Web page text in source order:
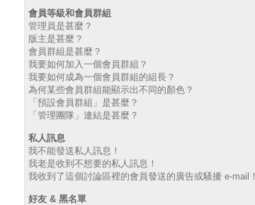
會員等級和會員群組
管理員是甚麼？
版主是甚麼？
會員群組是甚麼？
我要如何加入一個會員群組？
我要如何成為一個會員群組的組長？
為何某些會員群組能顯示出不同的顏色？
「預設會員群組」是甚麼？
「管理團隊」連結是甚麼？
私人訊息
我不能發送私人訊息！
我老是收到不想要的私人訊息！
我收到了這個討論區裡的會員發送的廣告或騷擾 e-mail！
好友 & 黑名單